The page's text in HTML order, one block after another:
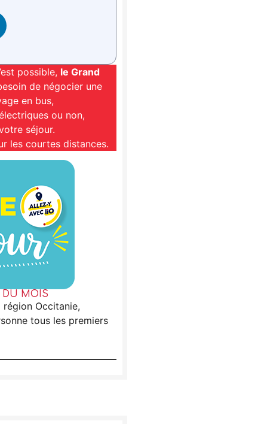
possible, le Grand
de négocier une
en bus,
ou non,
séjour.
les courtes distances.
DU MOIS
région Occitanie,
tous les premiers